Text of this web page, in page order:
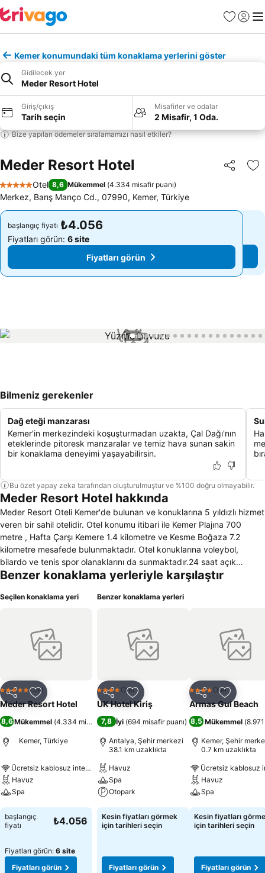
Favoriler
Giriş
Kemer konumundaki tüm konaklama yerlerini göster
Gidilecek yer
Meder Resort Hotel
Giriş/çıkış
Tarih seçin
Misafirler ve odalar
2 Misafir, 1 Oda.
Bize yapılan ödemeler sıralamamızı nasıl etkiler?
Meder Resort Hotel Paylaş
5 Yıldız
Otel 8,6 Mükemmel (4.334 misafir puanı)
Merkez, Barış Manço Cd., 07990, Kemer, Türkiye
başlangıç fiyatı ₺4.056
Fiyatları görün: 6 site
Fiyatları görün
başlangıç fiyatı ₺4.056
Fiyatları görün: 6 site
Fiyatları görün
1 / 55
Bilmeniz gerekenler
Dağ eteği manzarası
Kemer'in merkezindeki koşuşturmadan uzakta, Çal Dağı'nın
eteklerinde pitoresk manzaralar ve temiz hava sunan sakin
bir konaklama deneyimi yaşayabilirsin.
Bu özet yapay zeka tarafından oluşturulmuştur ve %100 doğru olmayabilir.
Meder Resort Hotel hakkında
Meder Resort Oteli Kemer'de bulunan ve konuklarına 5 yıldızlı hizmet
veren bir sahil otelidir. Otel konumu itibari ile Kemer Plajına 700
metre , Hafta Çarşı Kemere 1.4 kilometre ve Kesme Boğaza 7.2
kilometre mesafede bulunmaktadır. Otel konuklarına voleybol,
bilardo ve tenis spor olanaklarını da sunmaktadır.24 saat açık
resepsiyon ve 24 saat açık oda servisi ile hizmet vermekte olan
bulunmaktadır. Otel bünyesinde açık-kapalı yüzme havuzları,
yasaktır.Otel içerisinde yüksek hızda kablosuz internet erşimi olup
müştrilerin hizmetindedir.Otelin kendine ait otoparkı bulunmakta ve
konuklar ücretsiz bir şekilde faydalanmaktadırlar.Müşterilerin
verilmektedir. 228 odası bulunan Meder Resort Otelinin tüm
odalarında klima , mini bar , çalışma masası ve güvenlik için küçük
bir kasa bulunmaktadır. Ayrıca otelin tüm odalarının banyosunda duş
ve küvet bulunmaktadır. Televizyon ve kablo yayını tüm odalarda
kullanıcıların hizmetindedir.
Benzer konaklama yerleriyle karşılaştır
Seçilen konaklama yeri
Paylaş Favorilerime ekle
5 Yıldız Otel
Meder Resort Hotel
8,6Mükemmel (4.334 misafir puanı)
Kemer, Türkiye
Ücretsiz kablosuz internet
Havuz
Spa
Fiyatları görün
başlangıç
fiyatı
₺4.056
Fiyatları görün: 6 site
Fiyatları görün
Benzer konaklama yerleri
Paylaş Favorilerime ekle
4 Yıldız Otel
UK Hotel Kiriş
7,8 İyi (694 misafir puanı)
Antalya, Şehir merkezi
38.1 km uzaklıkta
Havuz
Spa
Otopark
Fiyatları görün
Kesin fiyatları görmek
için tarihleri seçin
Fiyatları görün
Paylaş
4 Yıldız Otel
Armas Gul Beach
8,5 Mükemmel (
Kemer, Şehir
0.7 km uzaklıkta
Havuz
Spa
Fiyatları görün
Kesin fiyatları
için tarihleri seçin
Fiyatları görün